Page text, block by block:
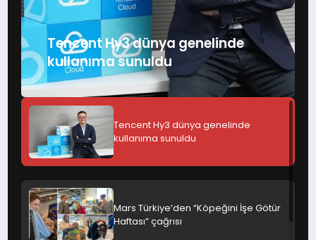
Tencent Hy3 dünya genelinde
kullanıma sunuldu
Tencent Hy3 dünya genelinde
kullanıma sunuldu
Mars Türkiye’den “Köpeğini İşe Götür
Haftası” çağrısı